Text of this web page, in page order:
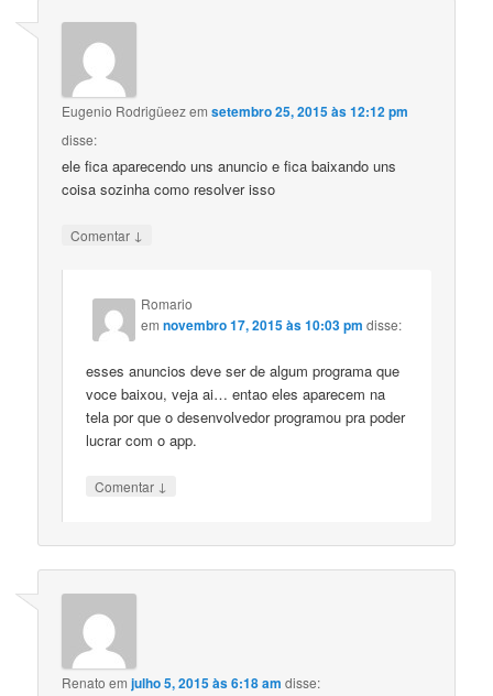
Eugenio Rodrigüeezemsetembro 25, 2015 às 12:12 pm
disse:
ele fica aparecendo uns anuncio e fica baixando uns
coisa sozinha como resolver isso
Comentar ↓
Romario
emnovembro 17, 2015 às 10:03 pm disse:
esses anuncios deve ser de algum programa que
voce baixou, veja ai… entao eles aparecem na
tela por que o desenvolvedor programou pra poder
lucrar com o app.
Comentar ↓
Renato emjulho 5, 2015 às 6:18 am disse: